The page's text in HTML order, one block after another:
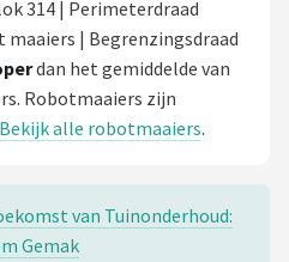
314 | Perimeterdraad
| Begrenzingsdraad
dan het gemiddelde van
Robotmaaiers zijn
Bekijk alle robotmaaiers.
van Tuinonderhoud:
Gemak